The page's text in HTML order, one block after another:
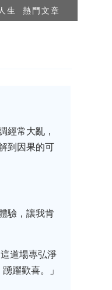
生 熱門文章
經常大亂，
到因果的可
驗，讓我肯
道場專弘淨
躍歡喜。」